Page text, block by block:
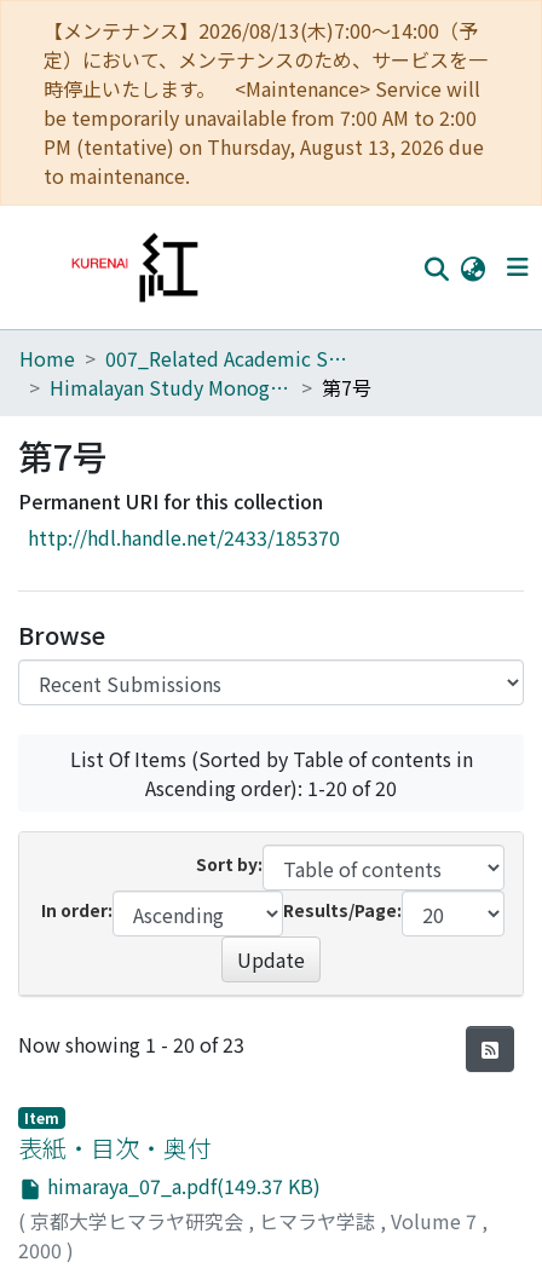
【メンテナンス】2026/08/13(木)7:00～14:00（予
定）において、メンテナンスのため、サービスを一
時停止いたします。 <Maintenance> Service will
be temporarily unavailable from 7:00 AM to 2:00
PM (tentative) on Thursday, August 13, 2026 due
to maintenance.
Home
Browse
Download Ranking
Access Statistics
Home
007_Related Academic Societies
Himalayan Study Monographs
第7号
第7号
Permanent URI for this collection
http://hdl.handle.net/2433/185370
Browse
List Of Items (Sorted by Table of contents in
Ascending order): 1-20 of 20
Sort by:
In order:
Results/Page:
Update
Recent Submissions
Now showing 1 - 20 of 23
Item
表紙・目次・奥付
himaraya_07_a.pdf(149.37 KB)
( 京都大学ヒマラヤ研究会 , ヒマラヤ学誌 , Volume 7 ,
2000 )